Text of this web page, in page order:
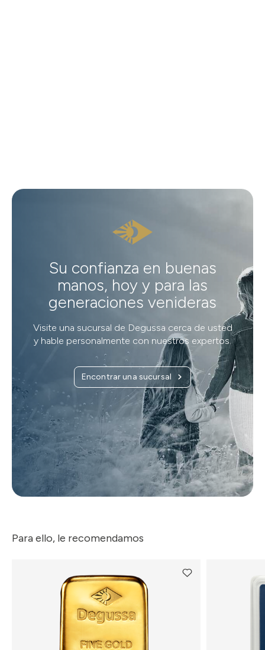
Su confianza en buenas
manos, hoy y para las
generaciones venideras
Visite una sucursal de Degussa cerca de usted
y hable personalmente con nuestros expertos.
Encontrar una sucursal
Para ello, le recomendamos